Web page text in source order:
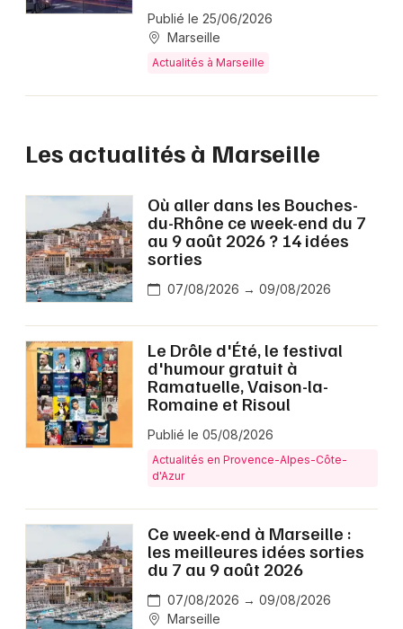
Publié le 25/06/2026
Marseille
Actualités à Marseille
Les actualités à Marseille
Où aller dans les Bouches-
du-Rhône ce week-end du 7
au 9 août 2026 ? 14 idées
sorties
07/08/2026 → 09/08/2026
Le Drôle d'Été, le festival
d'humour gratuit à
Ramatuelle, Vaison-la-
Romaine et Risoul
Publié le 05/08/2026
Actualités en Provence-Alpes-Côte-
d'Azur
Ce week-end à Marseille :
les meilleures idées sorties
du 7 au 9 août 2026
07/08/2026 → 09/08/2026
Marseille